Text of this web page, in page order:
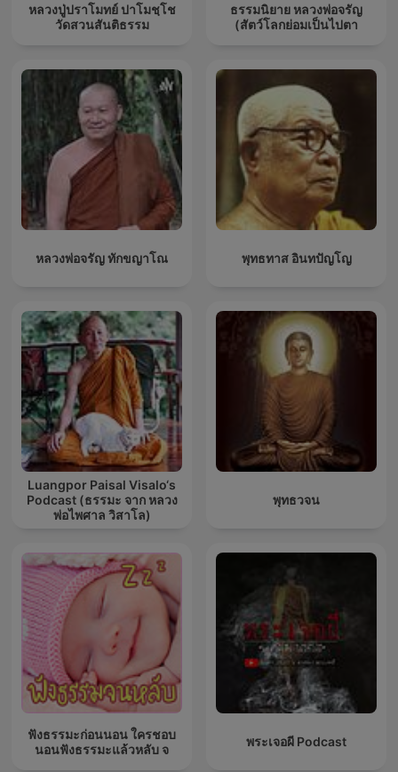
หลวงปู่ปราโมทย์ ปาโมชฺโช
วัดสวนสันติธรรม
ธรรมนิยาย หลวงพ่อจรัญ
(สัตว์โลกย่อมเป็นไปตา
หลวงพ่อจรัญ ทักขญาโณ พุทธทาส อินทปัญโญ
Luangpor Paisal Visalo‘s
Podcast (ธรรมะ จาก หลวง
พ่อไพศาล วิสาโล)
พุทธวจน
ฟังธรรมะก่อนนอน ใครชอบ
นอนฟังธรรมะแล้วหลับ จ
พระเจอผี Podcast